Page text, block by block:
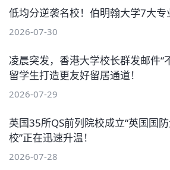
低均分逆袭名校！伯明翰大学7大专
2026-07-30
凌晨突发，香港大学校长群发邮件“
留学生打造更友好留居通道！
2026-07-29
英国35所QS前列院校成立“英国国
校”正在迅速升温！
2026-07-28